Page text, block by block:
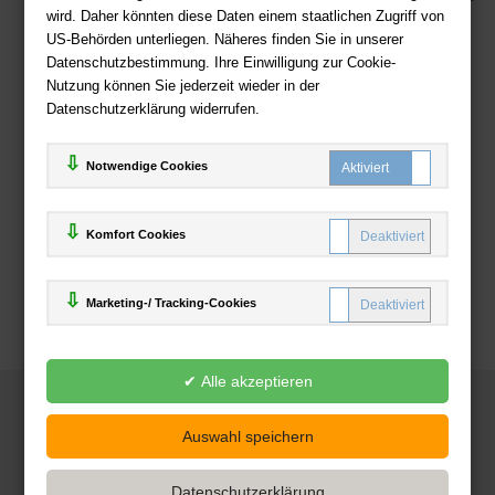
wird. Daher könnten diese Daten einem staatlichen Zugriff von
US-Behörden unterliegen. Näheres finden Sie in unserer
Datenschutzbestimmung. Ihre Einwilligung zur Cookie-
Nutzung können Sie jederzeit wieder in der
Datenschutzerklärung widerrufen.
Notwendige Cookies
Komfort Cookies
Marketing-/ Tracking-Cookies
Zahlweisen
Deutsche-Buchhandlung.de
www.deutsche-buchhandlung.de ist ein Angebot der
Handelsgesellschaft mbH
Powered by Inooga